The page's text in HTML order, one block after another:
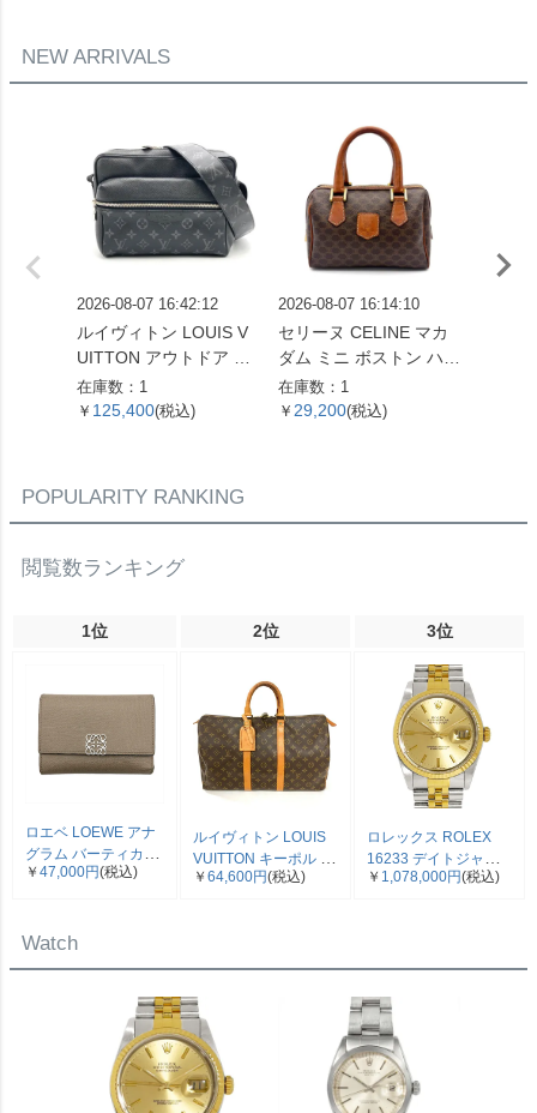
NEW ARRIVALS
2026-08-07 16:42:12
ルイヴィトン LOUIS V
UITTON アウトドア メ
ッセンジャー PM ショ
ルダーバッグ タイガ ラ
在庫数：1
￥ 125,400(税込)
2026-08-07 16:14:10
セリーヌ CELINE マカ
ダム ミニ ボストン ハン
ドバッグ PVC レザー ブ
ラウン トリオンフ エン
在庫数：1
￥ 29,200(税込)
POPULARITY RANKING
閲覧数ランキング
1位 2位 3位
ロエベ LOEWE アナ
グラム バーティカル
三つ折り財布 ベージ
￥ 47,000円(税込)
ルイヴィトン LOUIS
VUITTON キーポル 45
ボストンバッグ モノ
￥ 64,600円(税込)
ロレックス ROLEX
16233 デイトジャス
ト E番 腕時計 シャン
￥ 1,078,000円(税込)
Watch